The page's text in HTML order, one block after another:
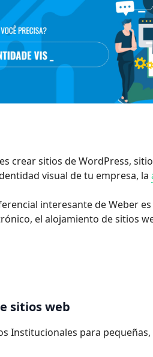
crear sitios de WordPress,
visual de tu empresa, la
interesante de Weber
el alojamiento de sitios
sitios web
Institucionales para